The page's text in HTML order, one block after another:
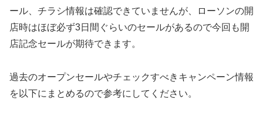
ール、チラシ情報は確認できていませんが、ローソンの開
店時はほぼ必ず3日間ぐらいのセールがあるので今回も開
店記念セールが期待できます。
過去のオープンセールやチェックすべきキャンペーン情報
を以下にまとめるので参考にしてください。